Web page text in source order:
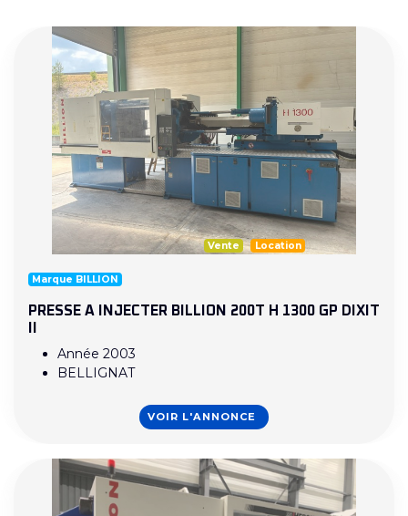
Vente Location
Marque BILLION
PRESSE A INJECTER BILLION 200T H 1300 GP DIXIT
Année 2003
BELLIGNAT
VOIR L'ANNONCE